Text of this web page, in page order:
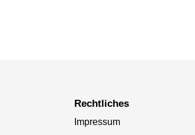
Rechtliches
Impressum